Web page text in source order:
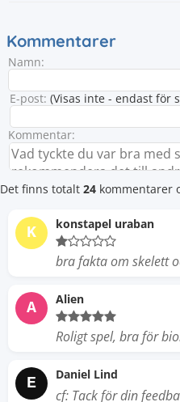
Kommentarer
Namn:
E-post: (Visas inte - endast för
Kommentar:
Det finns totalt 24 kommentarer
K konstapel uraban
bra fakta om skelett
A Alien
Roligt spel, bra för
E Daniel Lind
cf: Tack för din